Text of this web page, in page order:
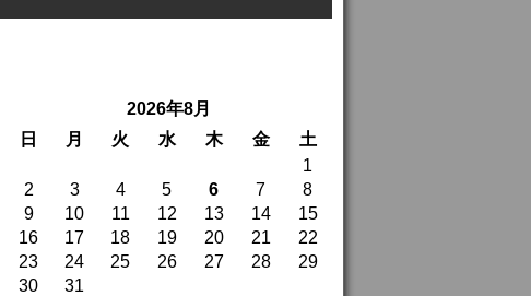
2026年8月
日
月 火 水 木 金 土
1
2
3 4 5 6 7
8
9
10 11 12 13 14
15
16
17 18 19 20 21
22
23
24 25 26 27 28
29
30
31